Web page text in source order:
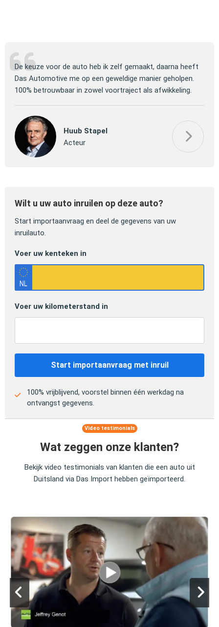
De keuze voor de auto heb ik zelf gemaakt, daarna heeft
Das Automotive me op een geweldige manier geholpen.
100% betrouwbaar in zowel voortraject als afwikkeling.
Huub Stapel
Acteur
Wilt u uw auto inruilen op deze auto?
Start importaanvraag en deel de gegevens van uw
inruilauto.
Voer uw kenteken in
Voer uw kilometerstand in
Start importaanvraag met inruil
100% vrijblijvend, voorstel binnen één werkdag na
ontvangst gegevens.
Video testimonials
Wat zeggen onze klanten?
Bekijk video testimonials van klanten die een auto uit
Duitsland via Das Import hebben geïmporteerd.